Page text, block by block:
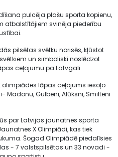
pulcēja plašu sporta kopienu,
atbalstītājiem svinēja piederību
pilsētas svētku norisēs, kļūstot
un simboliski noslēdzot
ceļojumu pa Latvgali.
olimpiādes lāpas ceļojums iesoļo
Madonu, Gulbeni, Alūksni, Smilteni
par Latvijas jaunatnes sporta
X Olimpiādi, kas tiek
Šogad Olimpiādē piedalīsies
- 7 valstspilsētas un 33 novadi -